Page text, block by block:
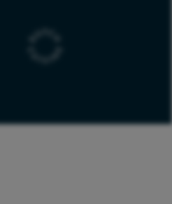
EDWIN